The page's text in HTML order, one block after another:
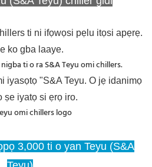
ti ni ifọwọsi pẹlu itọsi apẹrẹ.
ko gba laaye.
ti o ra S&A Teyu omi chillers.
iyasọtọ "S&A Teyu. O jẹ idanimọ
ṣe iyatọ si ẹrọ iro.
3,000 ti o yan Teyu (S&A